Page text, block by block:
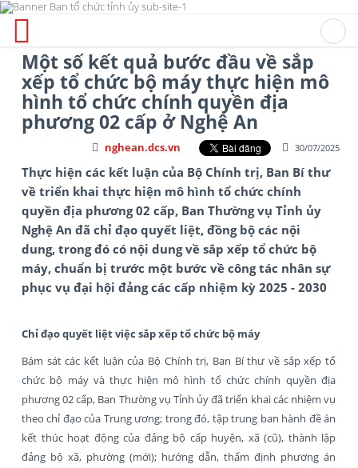
Một số kết quả bước đầu về sắp
xếp tổ chức bộ máy thực hiện mô
hình tổ chức chính quyền địa
phương 02 cấp ở Nghệ An
30/07/2025
nghean.dcs.vn
Thực hiện các kết luận của Bộ Chính trị, Ban Bí thư
về triển khai thực hiện mô hình tổ chức chính
quyền địa phương 02 cấp, Ban Thường vụ Tỉnh ủy
Nghệ An đã chỉ đạo quyết liệt, đồng bộ các nội
dung, trong đó có nội dung về sắp xếp tổ chức bộ
máy, chuẩn bị trước một bước về công tác nhân sự
phục vụ đại hội đảng các cấp nhiệm kỳ 2025 - 2030
Chỉ đạo quyết liệt việc sắp xếp tổ chức bộ máy
Bám sát các kết luận của Bộ Chính trị, Ban Bí thư về sắp xếp tổ
chức bộ máy và thực hiện mô hình tổ chức chính quyền địa
phương 02 cấp, Ban Thường vụ Tỉnh ủy đã triển khai các nhiệm vụ
theo chỉ đạo của Trung ương; trong đó, tập trung ban hành đề án
kết thúc hoạt động của đảng bộ cấp huyện, xã (cũ), thành lập
đảng bộ xã, phường (mới); hướng dẫn, thẩm định phương án